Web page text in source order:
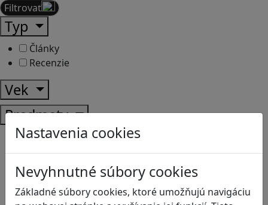
Nastavenia cookies
Nevyhnutné súbory cookies
Základné súbory cookies, ktoré umožňujú navigáciu
Filtrovať
Typ
Články
Recenzie
Vek
Predmety
Anglický jazyk
Biológia
Dejepis
Environmentálna výchova
Etická výchova